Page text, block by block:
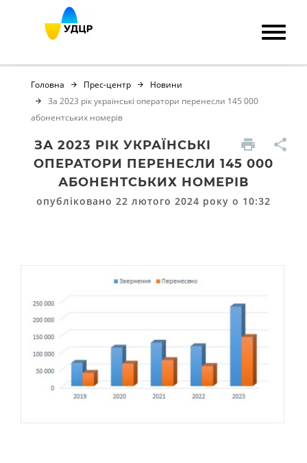
Головна Прес-центр
Новини
За 2023 рік українські оператори перенесли 145 000
абонентських номерів
ЗА 2023 РІК УКРАЇНСЬКІ
ОПЕРАТОРИ ПЕРЕНЕСЛИ 145 000
АБОНЕНТСЬКИХ НОМЕРІВ
опубліковано 22 лютого 2024 року о 10:32